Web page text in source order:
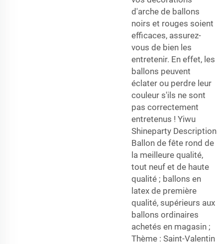
d'arche de ballons
noirs et rouges soient
efficaces, assurez-
vous de bien les
entretenir. En effet, les
ballons peuvent
éclater ou perdre leur
couleur s'ils ne sont
pas correctement
entretenus ! Yiwu
Shineparty Description
Ballon de fête rond de
la meilleure qualité,
tout neuf et de haute
qualité ; ballons en
latex de première
qualité, supérieurs aux
ballons ordinaires
achetés en magasin ;
Thème : Saint-Valentin